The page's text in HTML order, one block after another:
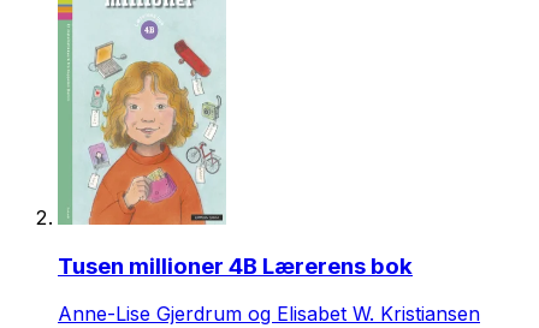
Tusen millioner 4B Lærerens bok
Anne-Lise Gjerdrum og Elisabet W. Kristiansen